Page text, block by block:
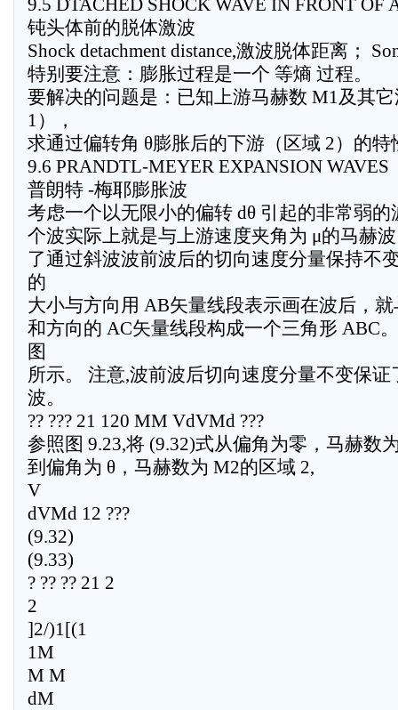
9.5 DTACHED SHOCK WAVE IN FRONT OF
钝头体前的脱体激波
Shock detachment distance,激波脱体距离；
特别要注意：膨胀过程是一个 等熵 过程。
要解决的问题是：已知上游马赫数 M1及其
1），
求通过偏转角 θ膨胀后的下游（区域 2）的特
9.6 PRANDTL-MEYER EXPANSION WAVES
普朗特 -梅耶膨胀波
考虑一个以无限小的偏转 dθ 引起的非常弱
个波实际上就是与上游速度夹角为 μ的马赫
了通过斜波波前波后的切向速度分量保持不
的
大小与方向用 AB矢量线段表示画在波后，
和方向的 AC矢量线段构成一个三角形 ABC
图
所示。 注意,波前波后切向速度分量不变保证
波。
?? ??? 21 120 MM VdVMd ???
参照图 9.23,将 (9.32)式从偏角为零，马赫数
到偏角为 θ，马赫数为 M2的区域 2,
V
dVMd 12 ???
(9.32)
(9.33)
? ?? ?? 21 2
2
]2/)1[(1
1M
M M
dM